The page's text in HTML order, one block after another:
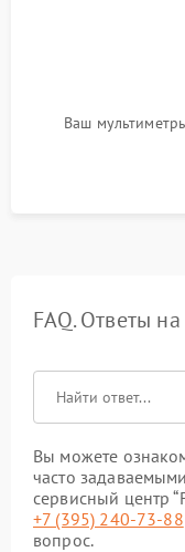
Ваш
FAQ. Ответы
Вы можете
часто
сервисный центр
+7 (395) 240-73-88
вопрос.